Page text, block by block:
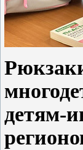
детям-